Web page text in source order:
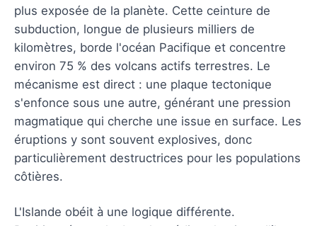
plus exposée de la planète. Cette ceinture de
subduction, longue de plusieurs milliers de
kilomètres, borde l'océan Pacifique et concentre
environ 75 % des volcans actifs terrestres. Le
mécanisme est direct : une plaque tectonique
s'enfonce sous une autre, générant une pression
magmatique qui cherche une issue en surface. Les
éruptions y sont souvent explosives, donc
particulièrement destructrices pour les populations
côtières.
L'Islande obéit à une logique différente.